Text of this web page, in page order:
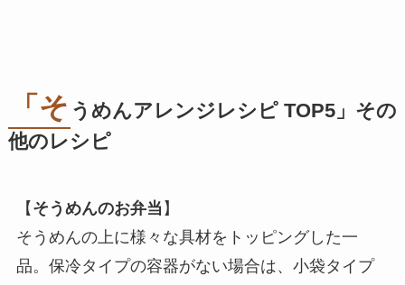
「そ うめんアレンジレシピ TOP5」その
他のレシピ
【 そうめんのお弁当 】
そうめんの上に様々な具材をトッピングした一
品。保冷タイプの容器がない場合は、小袋タイプ